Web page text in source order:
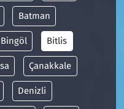
Batman
Bingöl Bitlis
Çanakkale
Denizli